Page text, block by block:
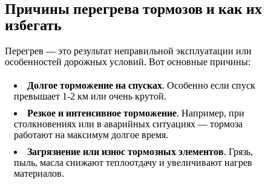
Причины перегрева тормозов и как их
избегать
Перегрев — это результат неправильной эксплуатации или
особенностей дорожных условий. Вот основные причины:
Долгое торможение на спусках. Особенно если спуск
превышает 1-2 км или очень крутой.
Резкое и интенсивное торможение. Например, при
столкновениях или в аварийных ситуациях — тормоза
работают на максимум долгое время.
Загрязнение или износ тормозных элементов. Грязь,
пыль, масла снижают теплоотдачу и увеличивают нагрев
материалов.